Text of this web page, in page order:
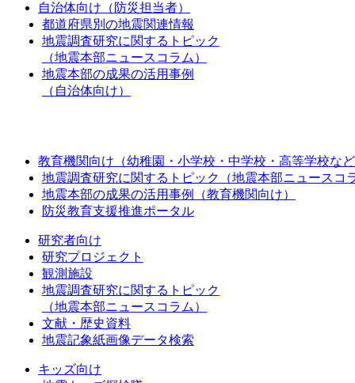
自治体向け（防災担当者）
都道府県別の地震関連情報
地震調査研究に関するトピック
（地震本部ニュースコラム）
地震本部の成果の活用事例
（自治体向け）
教育機関向け（幼稚園・小学校・中学校・高等学校な
地震調査研究に関するトピック（地震本部ニュースコ
地震本部の成果の活用事例（教育機関向け）
防災教育支援推進ポータル
研究者向け
研究プロジェクト
観測施設
地震調査研究に関するトピック
（地震本部ニュースコラム）
文献・歴史資料
地震記象紙画像データ検索
キッズ向け